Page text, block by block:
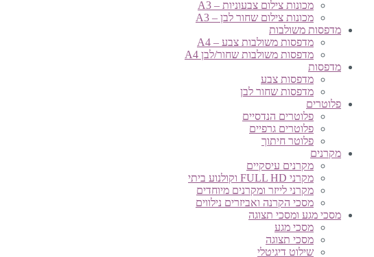
מכונות צילום צבעוניות – A3
מכונות צילום שחור לבן – A3
מדפסות משולבות
מדפסות משולבות צבע – A4
מדפסות משולבות שחור/לבן A4
מדפסות
מדפסות צבע
מדפסות שחור לבן
פלוטרים
פלוטרים הנדסיים
פלוטרים גרפיים
פלוטר חיתוך
מקרנים
מקרנים עיסקיים
מקרני FULL HD וקולנוע ביתי
מקרני לייזר ומקרנים מיוחדים
מסכי הקרנה ואביזרים נילווים
מסכי מגע ומסכי תצוגה
מסכי מגע
מסכי תצוגה
שילוט דיגיטלי